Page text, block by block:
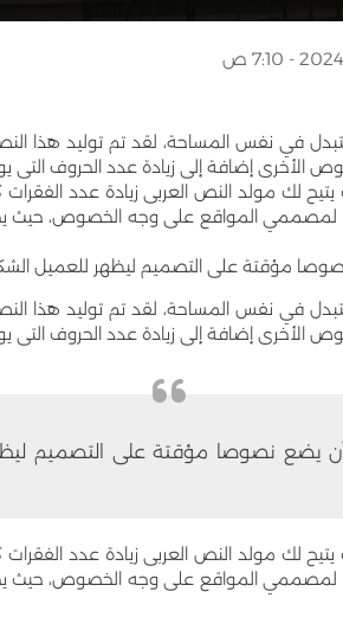
في نفس المساحة، لقد تم توليد هذا
الأخرى إضافة إلى زيادة عدد الحروف التى
يتيح لك مولد النص العربى زيادة عدد
لمصممي المواقع على وجه الخصوص، حيث
مؤقتة على التصميم ليظهر للعميل
في نفس المساحة، لقد تم توليد هذا
الأخرى إضافة إلى زيادة عدد الحروف التى
نصوصا مؤقتة على التصميم ليظهر
يتيح لك مولد النص العربى زيادة عدد
لمصممي المواقع على وجه الخصوص، حيث